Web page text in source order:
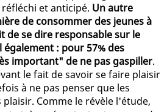
et anticipé. Un autre
de consommer des jeunes à
de se dire responsable sur le
: pour 57% des
important" de ne pas gaspiller.
le fait de savoir se faire plaisir
à ne pas penser que les
Comme le révèle l'étude,